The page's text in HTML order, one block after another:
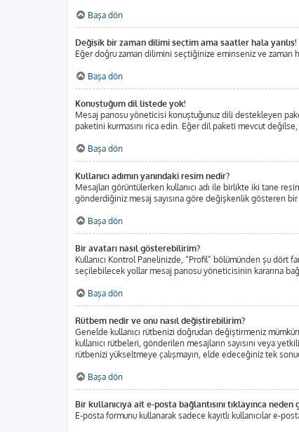
Başa dön
Değişik bir zaman dilimi seçtim ama saatler hala yanlış!
Eğer doğru zaman dilimini seçtiğinize eminseniz ve zaman
Başa dön
Konuştuğum dil listede yok!
Mesaj panosu yöneticisi konuştuğunuz dili destekleyen
paketini kurmasını rica edin. Eğer dil paketi mevcut
Başa dön
Kullanıcı adımın yanındaki resim nedir?
Mesajları görüntülerken kullanıcı adı ile birlikte iki tane
gönderdiğiniz mesaj sayısına göre değişkenlik gösteren
Başa dön
Bir avatarı nasıl gösterebilirim?
Kullanıcı Kontrol Panelinizde, “Profil” bölümünden şu dört
seçilebilecek yollar mesaj panosu yöneticisinin kararına
Başa dön
Rütbem nedir ve onu nasıl değiştirebilirim?
Genelde kullanıcı rütbenizi doğrudan değiştirmeniz
kullanıcı rütbeleri, gönderilen mesajların sayısını veya
rütbenizi yükseltmeye çalışmayın, elde edeceğiniz tek
Başa dön
Bir kullanıcıya ait e-posta bağlantısını tıklayınca
E-posta formunu kullanarak sadece kayıtlı kullanıcılar e-